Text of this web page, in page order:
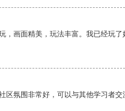
，画面精美，玩法丰富。我已经玩了
区氛围非常好，可以与其他学习者交